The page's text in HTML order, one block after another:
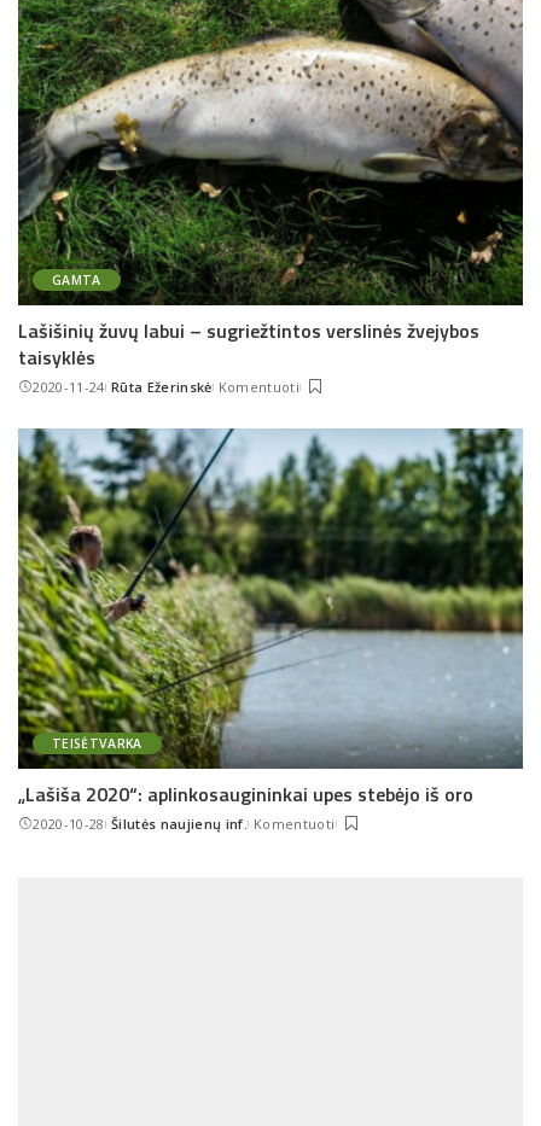
GAMTA
Lašišinių žuvų labui – sugriežtintos verslinės žvejybos
taisyklės
2020-11-24Posted
Rūta Ežerinskė Komentuoti
TEISĖTVARKA
„Lašiša 2020“: aplinkosaugininkai upes stebėjo iš oro
2020-10-28Posted
Šilutės naujienų inf. Komentuoti